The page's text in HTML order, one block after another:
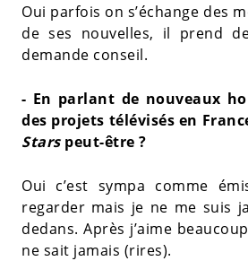
Oui parfois on s’échange des
de ses nouvelles, il prend
demande conseil.
- En parlant de nouveaux
des projets télévisés en
Starspeut-être ?
Oui c’est sympa comme
regarder mais je ne me suis
dedans. Après j’aime
ne sait jamais (rires).